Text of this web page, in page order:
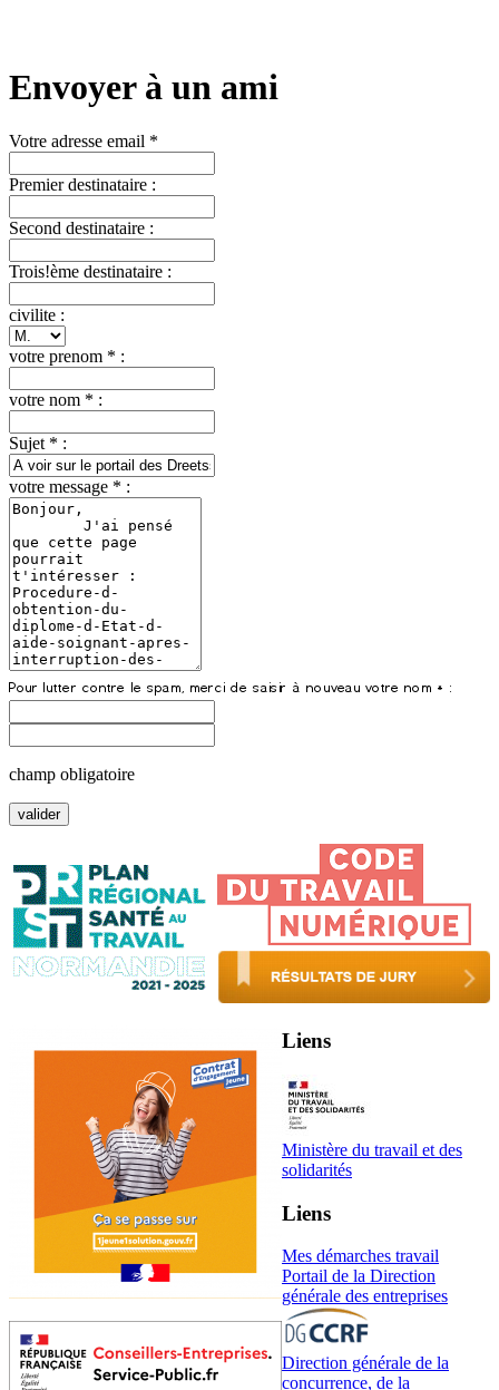
Envoyer à un ami
Votre adresse email *
Premier destinataire :
Second destinataire :
Trois!ème destinataire :
civilite :
votre prenom * :
votre nom * :
Sujet * :
votre message * :
champ obligatoire
Liens
Ministère du travail et des
solidarités
Liens
Mes démarches travail
Portail de la Direction
générale des entreprises
Direction générale de la
concurrence, de la